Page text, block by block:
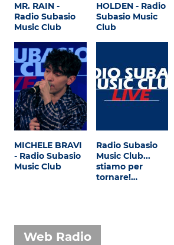
MR. RAIN -
Radio Subasio
Music Club
HOLDEN - Radio
Subasio Music
Club
MICHELE BRAVI
- Radio Subasio
Music Club
Radio Subasio
Music Club...
stiamo per
tornare!…
Web Radio